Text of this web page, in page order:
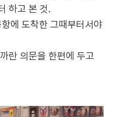
하고 본 것.
에 도착한 그때부터서야
란 의문을 한편에 두고